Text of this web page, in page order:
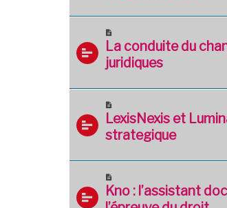
La conduite du
juridiques
LexisNexis et
strategique
Kno : l’assistant